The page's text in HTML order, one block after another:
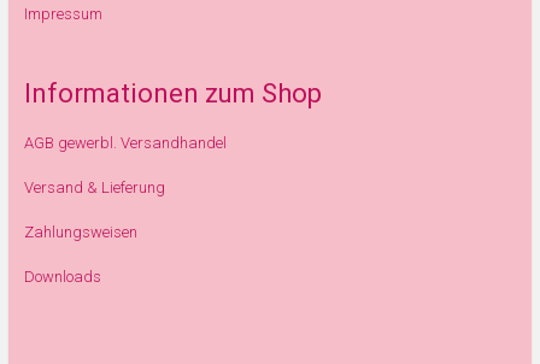
Impressum
Informationen zum Shop
AGB gewerbl. Versandhandel
Versand & Lieferung
Zahlungsweisen
Downloads